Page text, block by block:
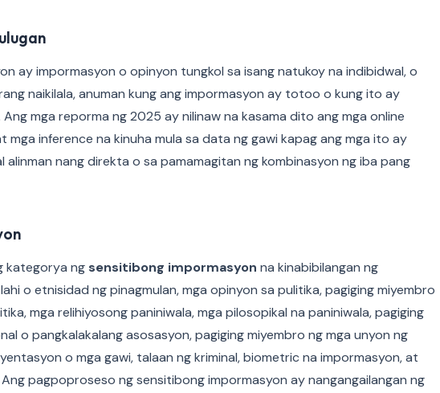
ay impormasyon o opinyon tungkol sa isang natukoy na indibidwal, o
naikilala, anuman kung ang impormasyon ay totoo o kung ito ay
mga reporma ng 2025 ay nilinaw na kasama dito ang mga online
mga inference na kinuha mula sa data ng gawi kapag ang mga ito ay
alinman nang direkta o sa pamamagitan ng kombinasyon ng iba pang
kategorya ngsensitibong impormasyon na kinabibilangan ng
o etnisidad ng pinagmulan, mga opinyon sa pulitika, pagiging miyembro
mga relihiyosong paniniwala, mga pilosopikal na paniniwala, pagiging
o pangkalakalang asosasyon, pagiging miyembro ng mga unyon ng
o mga gawi, talaan ng kriminal, biometric na impormasyon, at
pagpoproseso ng sensitibong impormasyon ay nangangailangan ng